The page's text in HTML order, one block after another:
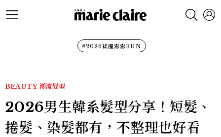
#2026裙襬澎澎RUN
BEAUTY 潮流髮型
2026男生韓系髮型分享！短髮、
捲髮、染髮都有，不整理也好看